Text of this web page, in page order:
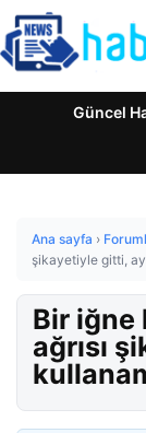
Güncel
Ana sayfa ›
şikayetiyle gitti,
Bir iğne
ağrısı